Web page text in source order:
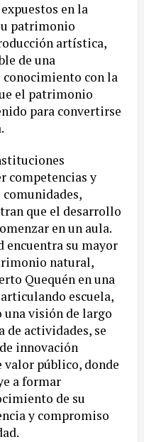
en la
patrimonio
artística,
de una
con la
el patrimonio
para convertirse
competencias y
que el desarrollo
en un aula.
encuentra su mayor
natural,
Quequén en una
escuela,
visión de largo
de actividades, se
innovación
valor público, donde
a formar
de su
y compromiso